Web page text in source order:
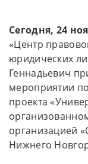
Сегодня, 24
«Центр
юридических
Геннадьевич
мероприятии
проекта
организацией
Нижнего